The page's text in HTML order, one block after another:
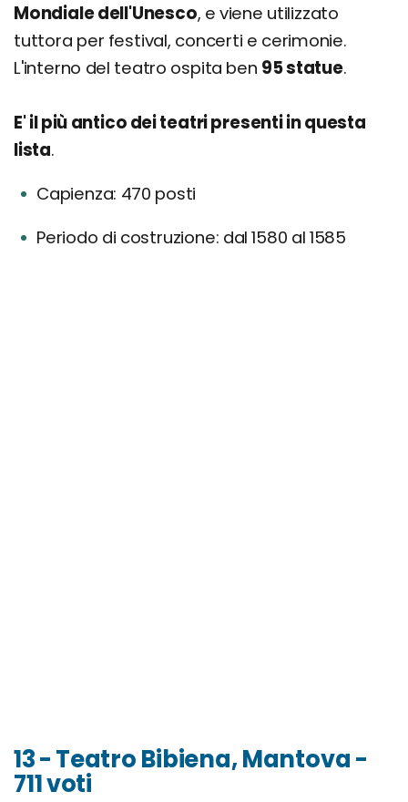
Mondiale dell'Unesco, e viene utilizzato
tuttora per festival, concerti e cerimonie.
L'interno del teatro ospita ben 95 statue.
E' il più antico dei teatri presenti in questa
lista.
Capienza: 470 posti
Periodo di costruzione: dal 1580 al 1585
13 - Teatro Bibiena, Mantova -
711 voti